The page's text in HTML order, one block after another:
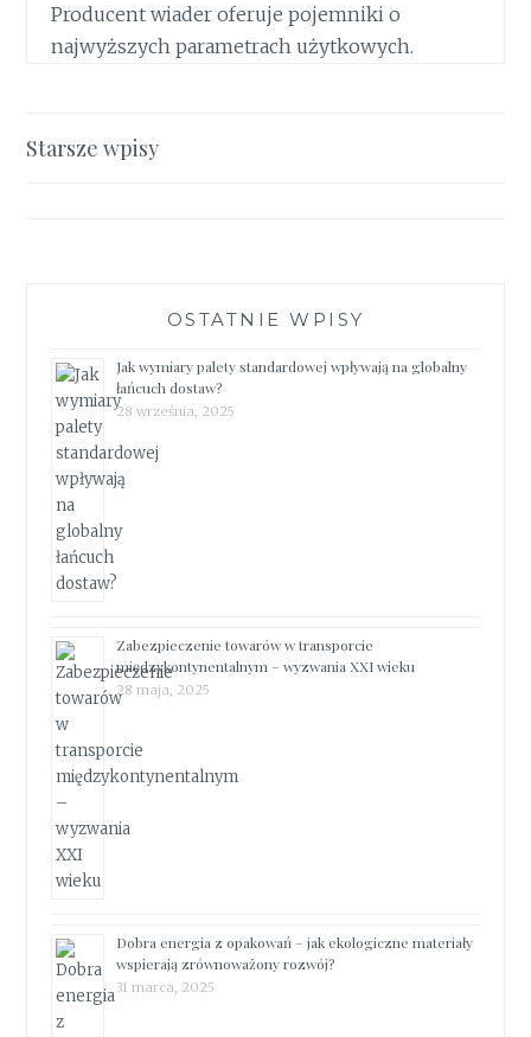
Producent wiader oferuje pojemniki o
najwyższych parametrach użytkowych.
Nawigacja
Starsze wpisy
OSTATNIE WPISY
Jak wymiary palety standardowej wpływają na globalny
łańcuch dostaw?
28 września, 2025
Zabezpieczenie towarów w transporcie
międzykontynentalnym – wyzwania XXI wieku
28 maja, 2025
Dobra energia z opakowań – jak ekologiczne materiały
wspierają zrównoważony rozwój?
31 marca, 2025